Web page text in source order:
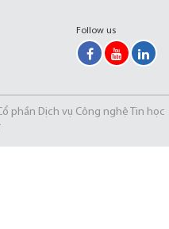
Follow us
phần Dịch vụ Công nghệ Tin học